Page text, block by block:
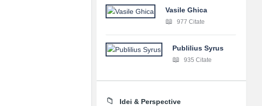
Vasile Ghica
977 Citate
Publilius Syrus
935 Citate
Idei & Perspective